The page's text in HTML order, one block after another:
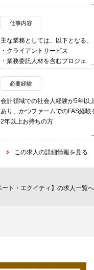
仕事内容
主な業務としては、以下となる。
・クライアントサービス
・業務委託人材を含むプロジェク
チームのマネジメント
・営業（課題把握→提案）
・社内活動（営業企画、営業管理
採用活動、ナレッジ展開）
なお、クライアントサービスの主
・株価算定業務
・IPOコンサルティング
必要経験
会計領域での社会人経験が5年以
あり、かつファームでのFAS経験
2年以上お持ちの方
この求人の詳細情報を見る
ート・エクイティ】の求人一覧へ